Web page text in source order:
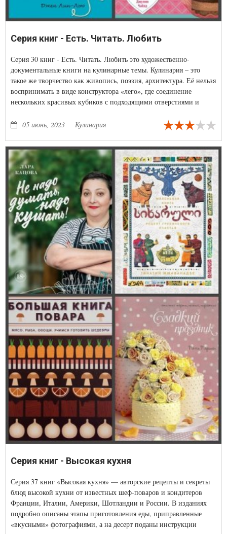
Серия книг - Есть. Читать. Любить
Серия 30 книг - Есть. Читать. Любить это художественно-
документальные книги на кулинарные темы. Кулинария – это
такое же творчество как живопись, поэзия, архитектура. Её нельзя
воспринимать в виде конструктора «лего», где соединение
нескольких красивых кубиков с подходящими отверстиями и
безусловно, получится. Но это будет «что-то» безликое,
безыскусное, без присутствия вашей души, ваших чувств…
Словом, это будет фастфуд, общепит, а не домашняя кухня.
05 июнь, 2023 Кулинария
Серия книг - Высокая кухня
Серия 37 книг «Высокая кухня» — авторские рецепты и секреты
блюд высокой кухни от известных шеф-поваров и кондитеров
Франции, Италии, Америки, Шотландии и России. В изданиях
подробно описаны этапы приготовления еды, приправленные
«вкусными» фотографиями, а на десерт поданы инструкции